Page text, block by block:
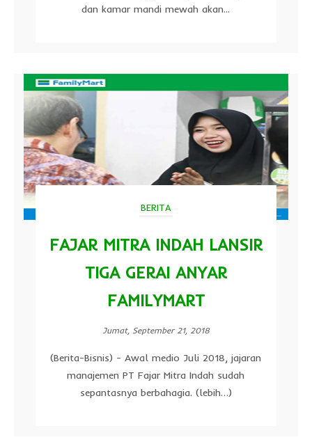
dan kamar mandi mewah akan...
BERITA
FAJAR MITRA INDAH LANSIR
TIGA GERAI ANYAR
FAMILYMART
Jumat, September 21, 2018
(Berita-Bisnis) - Awal medio Juli 2018, jajaran
manajemen PT Fajar Mitra Indah sudah
sepantasnya berbahagia. (lebih…)